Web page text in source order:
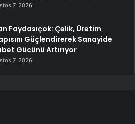
7, 2026
Faydasıçok: Çelik, Üretim
Güçlendirerek Sanayide
Gücünü Artırıyor
7, 2026